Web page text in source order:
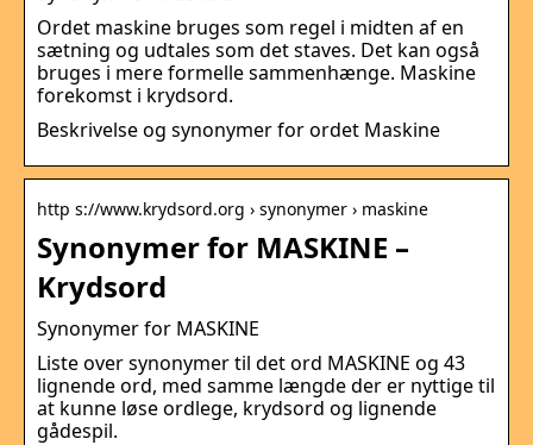
Ordet maskine bruges som regel i midten af ​​en
sætning og udtales som det staves. Det kan også
bruges i mere formelle sammenhænge. Maskine
forekomst i krydsord.
Beskrivelse og synonymer for ordet Maskine
http s://www.krydsord.org › synonymer › maskine
Synonymer for MASKINE –
Krydsord
Synonymer for MASKINE
Liste over synonymer til det ord MASKINE og 43
lignende ord, med samme længde der er nyttige til
at kunne løse ordlege, krydsord og lignende
gådespil.